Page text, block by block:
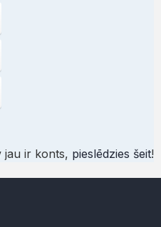
jau ir konts, pieslēdzies šeit!